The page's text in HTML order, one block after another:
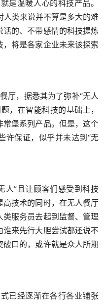
类来说并不算是多大的难
的、不带感情的科技提炼
将是各家企业未来该探索
，在智能科技的基础上，
堡系列产品。但是，这个
许保证，似乎并未达到“无
技术的同时，在无人餐厅
服务员去起到监督、管理
来先行大胆尝试都还说不
口的，或许就是众人所期